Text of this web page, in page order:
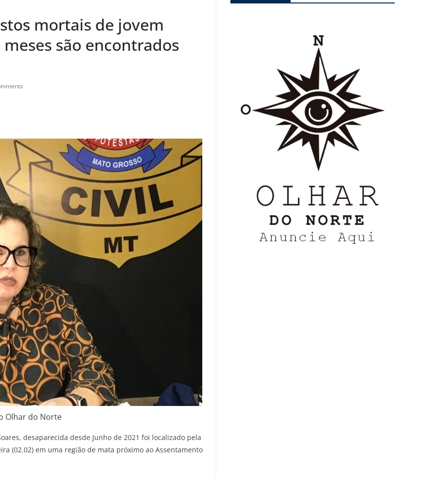
mortais de jovem
são encontrados
Olhar do Norte
desaparecida desde Junho de 2021 foi localizado pela
(02.02) em uma região de mata próximo ao Assentamento